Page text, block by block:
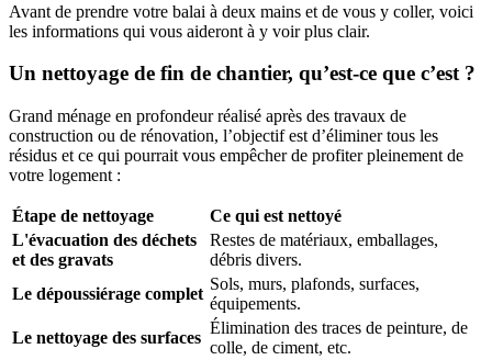
Avant de prendre votre balai à deux mains et de vous y coller, voici
les informations qui vous aideront à y voir plus clair.
Un nettoyage de fin de chantier, qu’est-ce que c’est ?
Grand ménage en profondeur réalisé après des travaux de
construction ou de rénovation, l’objectif est d’éliminer tous les
résidus et ce qui pourrait vous empêcher de profiter pleinement de
votre logement :
Étape de nettoyage
Ce qui est nettoyé
L'évacuation des déchets
et des gravats
Restes de matériaux, emballages,
débris divers.
Le dépoussiérage complet
Sols, murs, plafonds, surfaces,
équipements.
Le nettoyage des surfaces
Élimination des traces de peinture, de
colle, de ciment, etc.